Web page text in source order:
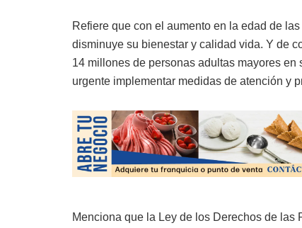
Refiere que con el aumento en la edad de
disminuye su bienestar y calidad vida. Y de
14 millones de personas adultas mayores
urgente implementar medidas de atención y
Menciona que la Ley de los Derechos de las